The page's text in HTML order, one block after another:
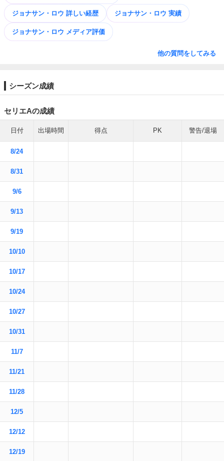
ジョナサン・ロウ 詳しい経歴 ジョナサン・ロウ 実績
ジョナサン・ロウ メディア評価
他の質問をしてみる
シーズン成績
セリエAの成績
日付 出場時間 得点 PK 警告/退場
8/24
8/31
9/6
9/13
9/19
10/10
10/17
10/24
10/27
10/31
11/7
11/21
11/28
12/5
12/12
12/19